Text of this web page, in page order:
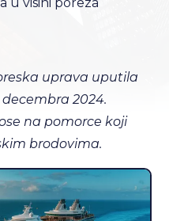
uprava uputila
2024.
na pomorce koji
brodovima.